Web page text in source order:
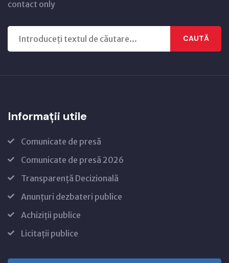
contact only
CAUTĂ
Informații utile
Comunicate de presă
Comunicate de presă 2026
Transparență Decizională
Anunțuri dezbateri publice
Achiziții publice
Licitații publice